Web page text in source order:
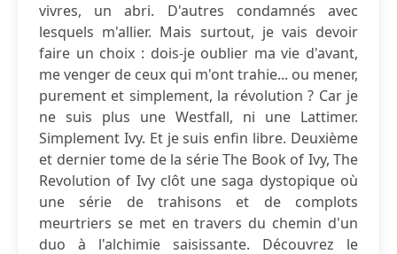
vivres, un abri. D'autres condamnés avec
lesquels m'allier. Mais surtout, je vais devoir
faire un choix : dois-je oublier ma vie d'avant,
me venger de ceux qui m'ont trahie... ou mener,
purement et simplement, la révolution ? Car je
ne suis plus une Westfall, ni une Lattimer.
Simplement Ivy. Et je suis enfin libre. Deuxième
et dernier tome de la série The Book of Ivy, The
Revolution of Ivy clôt une saga dystopique où
une série de trahisons et de complots
meurtriers se met en travers du chemin d'un
duo à l'alchimie saisissante. Découvrez le